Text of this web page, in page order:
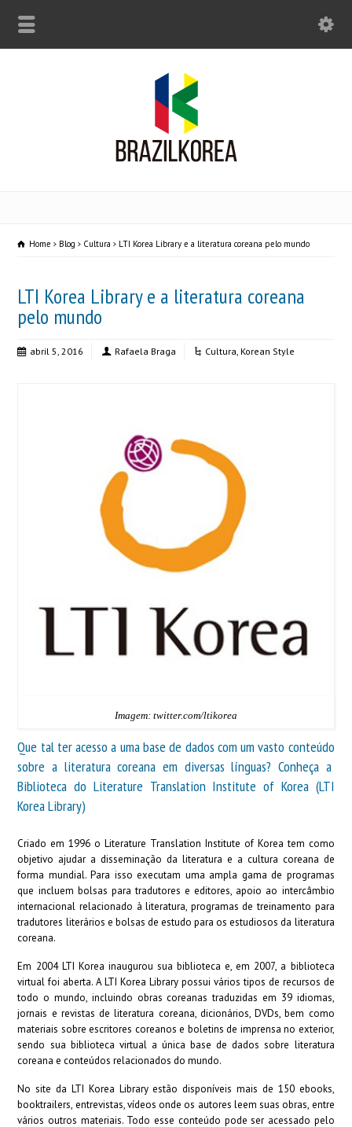
Home Blog Cultura LTI Korea Library e a literatura coreana pelo mundo
LTI Korea Library e a literatura coreana
pelo mundo
abril 5, 2016 Rafaela Braga Cultura, Korean Style
Imagem: twitter.com/ltikorea
Que tal ter acesso a uma base de dados com um vasto conteúdo
sobre a literatura coreana em diversas línguas? Conheça a
Biblioteca do Literature Translation Institute of Korea (LTI
Korea Library)
Criado em 1996 o Literature Translation Institute of Koreatem como
objetivo ajudar a disseminação da literatura e a cultura coreana de
forma mundial.Para isso executam uma ampla gama de programas
que incluem bolsas para tradutores eeditores, apoio ao intercâmbio
internacionalrelacionado à literatura, programas de treinamento para
tradutores literários e bolsas de estudo para os estudiosos da literatura
coreana.
Em 2004 LTI Korea inaugurou sua biblioteca e, em 2007, a biblioteca
virtual foi aberta. A LTI Korea Library possui vários tipos de recursos de
todo o mundo, incluindo obras coreanas traduzidas em 39 idiomas,
jornais e revistas deliteratura coreana, dicionários, DVDs, bem como
materiais sobre escritores coreanos e boletins de imprensa no exterior,
sendo sua biblioteca virtual a única base de dados sobre literatura
coreana e conteúdos relacionados do mundo.
No site da LTI Korea Library estão disponíveis mais de 150 ebooks,
booktrailers, entrevistas, vídeos onde os autores leem suas obras, entre
vários outros materiais. Todo esse conteúdo pode ser acessado pelo